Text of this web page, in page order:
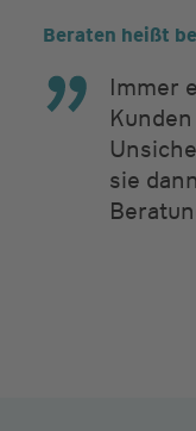
Beraten heißt
Immer
sie